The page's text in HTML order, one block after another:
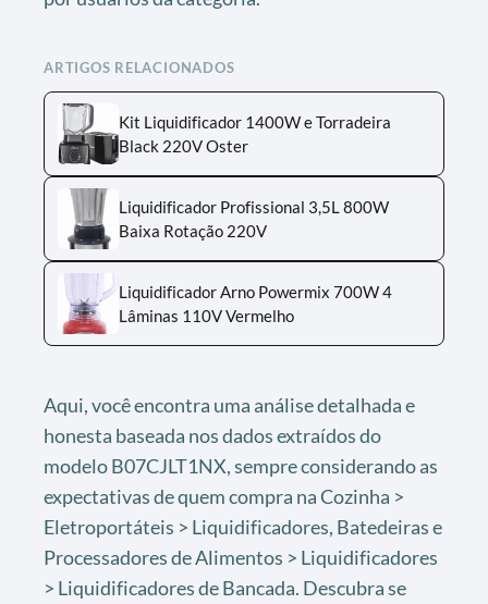
ARTIGOS RELACIONADOS
Kit Liquidificador 1400W e Torradeira
Black 220V Oster
Liquidificador Profissional 3,5L 800W
Baixa Rotação 220V
Liquidificador Arno Powermix 700W 4
Lâminas 110V Vermelho
Aqui, você encontra uma análise detalhada e
honesta baseada nos dados extraídos do
modelo B07CJLT1NX, sempre considerando as
expectativas de quem compra na Cozinha >
Eletroportáteis > Liquidificadores, Batedeiras e
Processadores de Alimentos > Liquidificadores
> Liquidificadores de Bancada. Descubra se